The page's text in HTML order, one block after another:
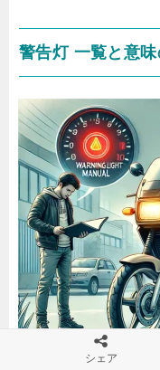
警告灯 一覧と意
シェア